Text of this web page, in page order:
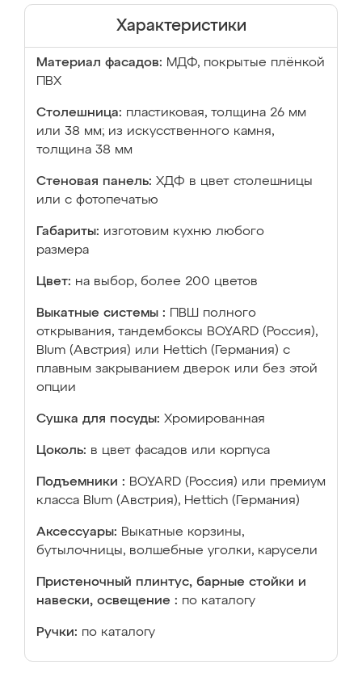
Характеристики
Материал фасадов: МДФ, покрытые плёнкой
ПВХ
Столешница: пластиковая, толщина 26 мм
или 38 мм; из искусственного камня,
толщина 38 мм
Стеновая панель: ХДФ в цвет столешницы
или с фотопечатью
Габариты: изготовим кухню любого
размера
Цвет: на выбор, более 200 цветов
Выкатные системы :
ПВШ полного
открывания, тандембоксы BOYARD (Россия),
Blum (Австрия) или Hettich (Германия) с
плавным закрыванием дверок или без этой
опции
Сушка для посуды: Хромированная
Цоколь: в цвет фасадов или корпуса
Подъемники : BOYARD (Россия) или премиум
класса Blum (Австрия), Hettich (Германия)
Аксессуары: Выкатные корзины,
бутылочницы, волшебные уголки, карусели
Пристеночный плинтус, барные стойки и
навески, освещение : по каталогу
Ручки: по каталогу